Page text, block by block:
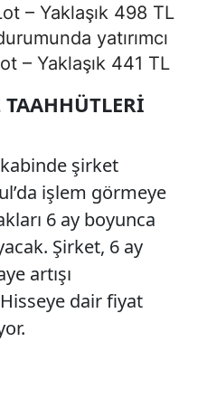
– Yaklaşık 498 TL
yatırımcı
– Yaklaşık 441 TL
TAAHHÜTLERI
şirket
işlem görmeye
6 ay boyunca
Şirket, 6 ay
artışı
dair fiyat